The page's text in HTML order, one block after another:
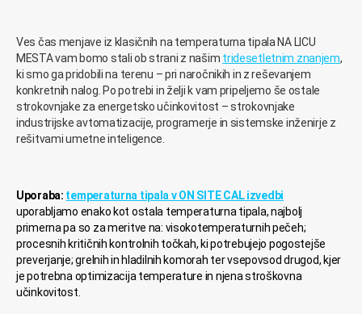
Ves čas menjave iz klasičnih na temperaturna tipala NA LICU
MESTA vam bomo stali ob strani z našim tridesetletnim znanjem,
ki smo ga pridobili na terenu – pri naročnikih in z reševanjem
konkretnih nalog. Po potrebi in želji k vam pripeljemo še ostale
strokovnjake za energetsko učinkovitost – strokovnjake
industrijske avtomatizacije, programerje in sistemske inženirje z
rešitvami umetne inteligence.
Uporaba: temperaturna tipala v ON SITE CAL izvedbi
uporabljamo enako kot ostala temperaturna tipala, najbolj
primerna pa so za meritve na: visokotemperaturnih pečeh;
procesnih kritičnih kontrolnih točkah, ki potrebujejo pogostejše
preverjanje; grelnih in hladilnih komorah ter vsepovsod drugod, kjer
je potrebna optimizacija temperature in njena stroškovna
učinkovitost.